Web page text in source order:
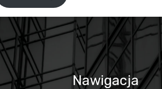
Nawigacja